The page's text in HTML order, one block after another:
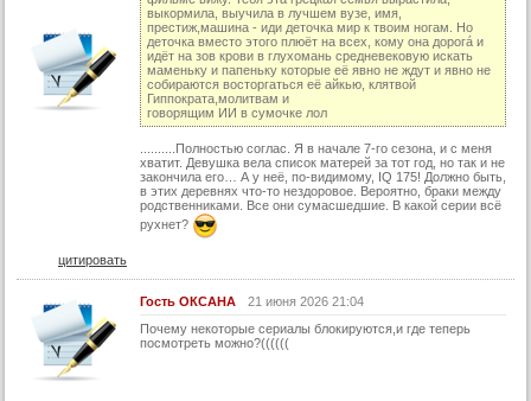
22 серия
22 серия (суб)
23 серия
25 серия (суб)
26 серия
26 серия (суб)
27 серия
выкормила, выучила в лучшем вузе, имя,
престиж,машина - иди деточка мир к твоим ногам. Но
деточка вместо этого плюёт на всех, кому она дорогá и
идёт на зов крови в глухомань средневековую искать
маменьку и папеньку которые её явно не ждут и явно не
собираются восторгаться её айкью, клятвой
Гиппократа,молитвам и
говорящим ИИ в сумочке лол
..........Полностью соглас. Я в начале 7-го сезона, и с меня
хватит. Девушка вела список матерей за тот год, но так и не
закончила его… А у неё, по-видимому, IQ 175! Должно быть,
в этих деревнях что-то нездоровое. Вероятно, браки между
родственниками. Все они сумасшедшие. В какой серии всё
рухнет?
цитировать
Гость ОКСАНА
21 июня 2026 21:04
Почему некоторые сериалы блокируются,и где теперь
посмотреть можно?((((((